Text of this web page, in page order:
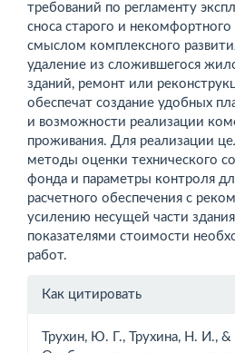
требований по регламенту
сноса старого и
смыслом комплексного
удаление из сложившегося
зданий, ремонт или
обеспечат создание удобных
и возможности реализации
проживания. Для реализации
методы оценки технического
фонда и параметры контроля
расчетного обеспечения с
усилению несущей части
показателями стоимости
работ.
Информация
Как цитировать
Трухин, Ю. Г., Трухина, Н. И., &